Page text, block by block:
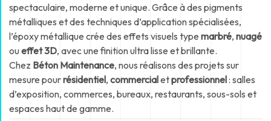
spectaculaire, moderne et unique. Grâce à des pigments
métalliques et des techniques d’application spécialisées,
l’époxy métallique crée des effets visuels type marbré, nuagé
oueffet 3D, avec une finition ultra lisse et brillante.
Chez Béton Maintenance, nous réalisons des projets sur
mesure pourrésidentiel, commercialetprofessionnel: salles
d’exposition, commerces, bureaux, restaurants, sous-sols et
espaces haut de gamme.